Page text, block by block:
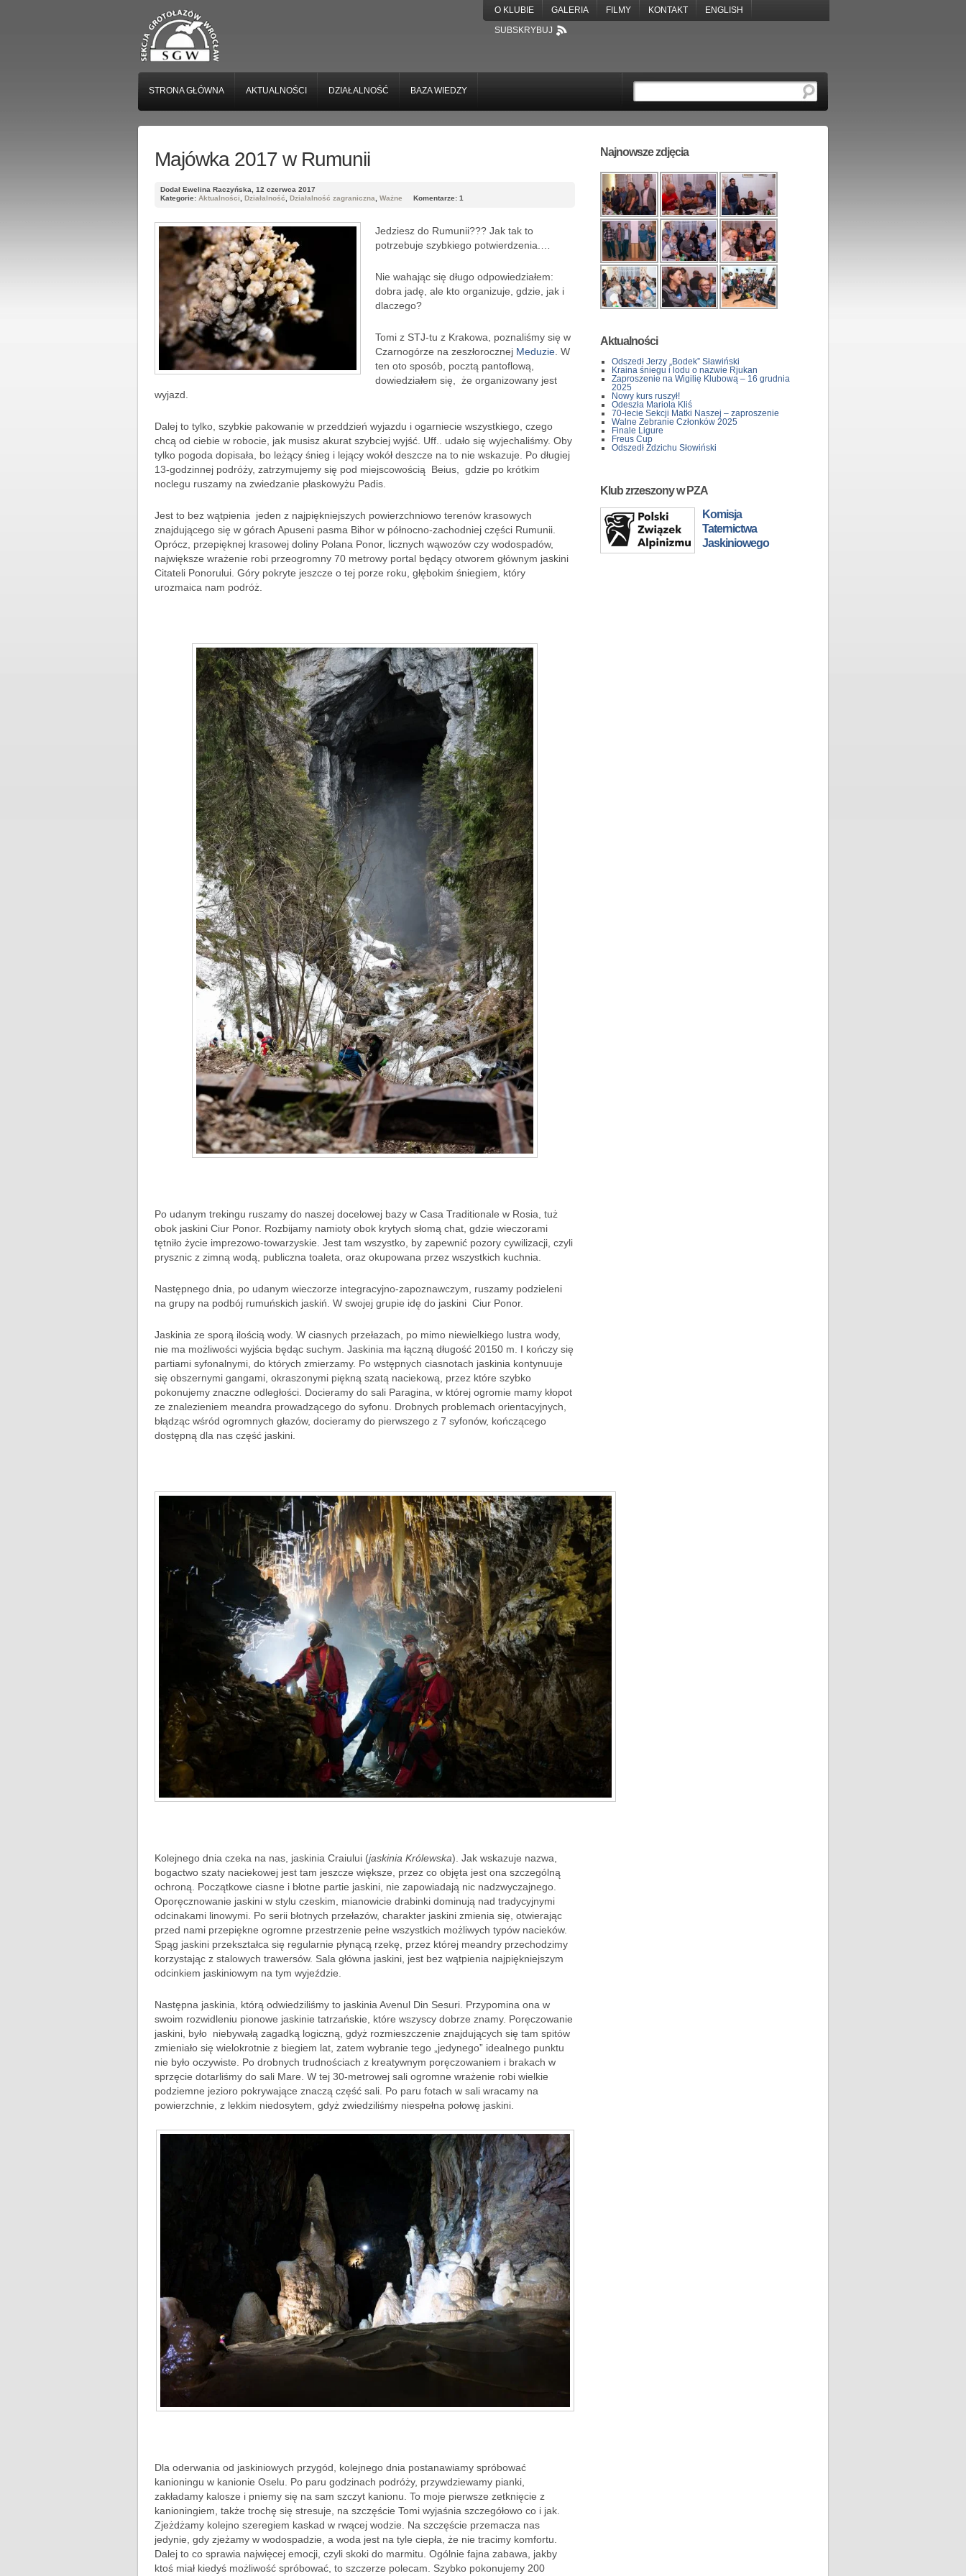
O KLUBIE GALERIA FILMY KONTAKT
ENGLISH
SUBSKRYBUJ
STRONA GŁÓWNA AKTUALNOŚCI DZIAŁALNOŚĆ BAZA WIEDZY
Majówka 2017 w Rumunii
Dodał Ewelina Raczyńska, 12 czerwca 2017
Kategorie: Aktualności, Działalność, Działalność zagraniczna, Ważne Komentarze: 1
Jedziesz do Rumunii??? Jak tak to
potrzebuje szybkiego potwierdzenia.…
Nie wahając się długo odpowiedziałem:
dobra jadę, ale kto organizuje, gdzie, jak i
dlaczego?
Tomi z STJ-tu z Krakowa, poznaliśmy się w
Czarnogórze na zeszłorocznej Meduzie. W
ten oto sposób, pocztą pantoflową,
dowiedziałem się, że organizowany jest
wyjazd.
Dalej to tylko, szybkie pakowanie w przeddzień wyjazdu i ogarniecie wszystkiego, czego
chcą od ciebie w robocie, jak musisz akurat szybciej wyjść. Uff.. udało się wyjechaliśmy. Oby
tylko pogoda dopisała, bo leżący śnieg i lejący wokół deszcze na to nie wskazuje. Po długiej
13-godzinnej podróży, zatrzymujemy się pod miejscowością Beius, gdzie po krótkim
noclegu ruszamy na zwiedzanie płaskowyżu Padis.
Jest to bez wątpienia jeden z najpiękniejszych powierzchniowo terenów krasowych
znajdującego się w górach Apuseni pasma Bihor w północno-zachodniej części Rumunii.
Oprócz, przepięknej krasowej doliny Polana Ponor, licznych wąwozów czy wodospadów,
największe wrażenie robi przeogromny 70 metrowy portal będący otworem głównym jaskini
Citateli Ponorului. Góry pokryte jeszcze o tej porze roku, głębokim śniegiem, który
urozmaica nam podróż.
Po udanym trekingu ruszamy do naszej docelowej bazy w Casa Traditionale w Rosia, tuż
obok jaskini Ciur Ponor. Rozbijamy namioty obok krytych słomą chat, gdzie wieczorami
tętniło życie imprezowo-towarzyskie. Jest tam wszystko, by zapewnić pozory cywilizacji, czyli
prysznic z zimną wodą, publiczna toaleta, oraz okupowana przez wszystkich kuchnia.
Następnego dnia, po udanym wieczorze integracyjno-zapoznawczym, ruszamy podzieleni
na grupy na podbój rumuńskich jaskiń. W swojej grupie idę do jaskini Ciur Ponor.
Jaskinia ze sporą ilością wody. W ciasnych przełazach, po mimo niewielkiego lustra wody,
nie ma możliwości wyjścia będąc suchym. Jaskinia ma łączną długość 20150 m. I kończy się
partiami syfonalnymi, do których zmierzamy. Po wstępnych ciasnotach jaskinia kontynuuje
się obszernymi gangami, okraszonymi piękną szatą naciekową, przez które szybko
pokonujemy znaczne odległości. Docieramy do sali Paragina, w której ogromie mamy kłopot
ze znalezieniem meandra prowadzącego do syfonu. Drobnych problemach orientacyjnych,
błądząc wśród ogromnych głazów, docieramy do pierwszego z 7 syfonów, kończącego
dostępną dla nas część jaskini.
Kolejnego dnia czeka na nas, jaskinia Craiului (jaskinia Królewska). Jak wskazuje nazwa,
bogactwo szaty naciekowej jest tam jeszcze większe, przez co objęta jest ona szczególną
ochroną. Początkowe ciasne i błotne partie jaskini, nie zapowiadają nic nadzwyczajnego.
Oporęcznowanie jaskini w stylu czeskim, mianowicie drabinki dominują nad tradycyjnymi
odcinakami linowymi. Po serii błotnych przełazów, charakter jaskini zmienia się, otwierając
przed nami przepiękne ogromne przestrzenie pełne wszystkich możliwych typów nacieków.
Spąg jaskini przekształca się regularnie płynącą rzekę, przez której meandry przechodzimy
korzystając z stalowych trawersów. Sala główna jaskini, jest bez wątpienia najpiękniejszym
odcinkiem jaskiniowym na tym wyjeździe.
Następna jaskinia, którą odwiedziliśmy to jaskinia Avenul Din Sesuri. Przypomina ona w
swoim rozwidleniu pionowe jaskinie tatrzańskie, które wszyscy dobrze znamy. Poręczowanie
jaskini, było niebywałą zagadką logiczną, gdyż rozmieszczenie znajdujących się tam spitów
zmieniało się wielokrotnie z biegiem lat, zatem wybranie tego „jedynego” idealnego punktu
nie było oczywiste. Po drobnych trudnościach z kreatywnym poręczowaniem i brakach w
sprzęcie dotarliśmy do sali Mare. W tej 30-metrowej sali ogromne wrażenie robi wielkie
podziemne jezioro pokrywające znaczą część sali. Po paru fotach w sali wracamy na
powierzchnie, z lekkim niedosytem, gdyż zwiedziliśmy niespełna połowę jaskini.
Dla oderwania od jaskiniowych przygód, kolejnego dnia postanawiamy spróbować
kanioningu w kanionie Oselu. Po paru godzinach podróży, przywdziewamy pianki,
zakładamy kalosze i pniemy się na sam szczyt kanionu. To moje pierwsze zetknięcie z
kanioningiem, także trochę się stresuje, na szczęście Tomi wyjaśnia szczegółowo co i jak.
Zjeżdżamy kolejno szeregiem kaskad w rwącej wodzie. Na szczęście przemacza nas
jedynie, gdy zjeżamy w wodospadzie, a woda jest na tyle ciepła, że nie tracimy komfortu.
Dalej to co sprawia najwięcej emocji, czyli skoki do marmitu. Ogólnie fajna zabawa, jakby
ktoś miał kiedyś możliwość spróbować, to szczerze polecam. Szybko pokonujemy 200
Najnowsze zdjęcia
Aktualności
Odszedł Jerzy „Bodek” Sławiński
Kraina śniegu i lodu o nazwie Rjukan
Zaproszenie na Wigilię Klubową – 16 grudnia
2025
Nowy kurs ruszył!
Odeszła Mariola Kliś
70-lecie Sekcji Matki Naszej – zaproszenie
Walne Zebranie Członków 2025
Finale Ligure
Freus Cup
Odszedł Zdzichu Słowiński
Klub zrzeszony w PZA
Komisja
Taternictwa
Jaskiniowego